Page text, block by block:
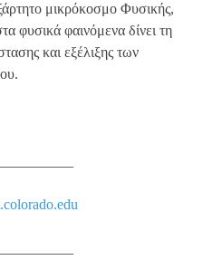
μικρόκοσμο Φυσικής,
φυσικά φαινόμενα δίνει τη
και εξέλιξης των